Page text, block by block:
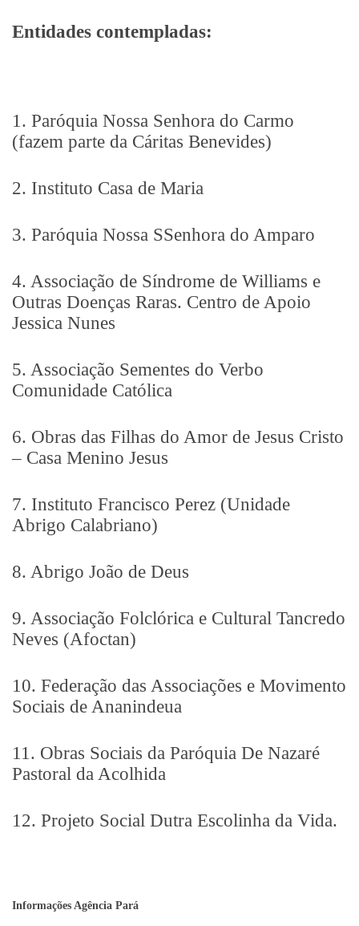
Entidades contempladas:
1. Paróquia Nossa Senhora do Carmo
(fazem parte da Cáritas Benevides)
2. Instituto Casa de Maria
3. Paróquia Nossa SSenhora do Amparo
4. Associação de Síndrome de Williams e
Outras Doenças Raras. Centro de Apoio
Jessica Nunes
5. Associação Sementes do Verbo
Comunidade Católica
6. Obras das Filhas do Amor de Jesus Cristo
– Casa Menino Jesus
7. Instituto Francisco Perez (Unidade
Abrigo Calabriano)
8. Abrigo João de Deus
9. Associação Folclórica e Cultural Tancredo
Neves (Afoctan)
10. Federação das Associações e Movimento
Sociais de Ananindeua
11. Obras Sociais da Paróquia De Nazaré
Pastoral da Acolhida
12. Projeto Social Dutra Escolinha da Vida.
Informações Agência Pará